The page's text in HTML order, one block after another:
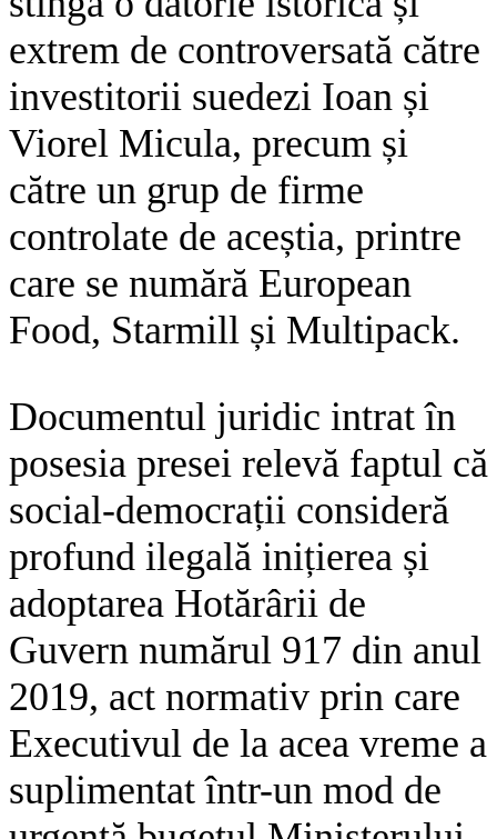
extrem de controversată către
investitorii suedezi Ioan și
Viorel Micula, precum și
către un grup de firme
controlate de aceștia, printre
care se numără European
Food, Starmill și Multipack.
Documentul juridic intrat în
posesia presei relevă faptul că
social-democrații consideră
profund ilegală inițierea și
adoptarea Hotărârii de
Guvern numărul 917 din anul
2019, act normativ prin care
Executivul de la acea vreme a
suplimentat într-un mod de